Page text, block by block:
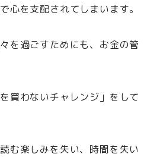
心を支配されてしまいます。
を過ごすためにも、お金の管
買わないチャレンジ」をして
む楽しみを失い、時間を失い